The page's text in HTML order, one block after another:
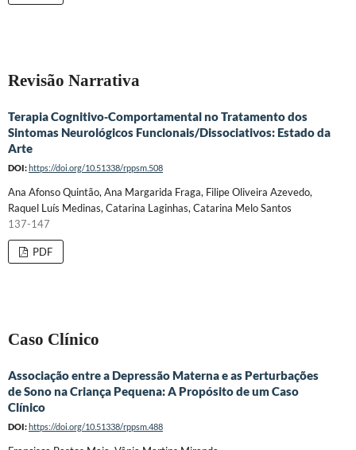
Revisão Narrativa
Terapia Cognitivo‐Comportamental no Tratamento dos
Sintomas Neurológicos Funcionais/Dissociativos: Estado da
Arte
DOI:https://doi.org/10.51338/rppsm.508
Ana Afonso Quintão, Ana Margarida Fraga, Filipe Oliveira Azevedo,
Raquel Luís Medinas, Catarina Laginhas, Catarina Melo Santos
137-147
PDF
Caso Clínico
Associação entre a Depressão Materna e as Perturbações
de Sono na Criança Pequena: A Propósito de um Caso
Clínico
DOI:https://doi.org/10.51338/rppsm.488